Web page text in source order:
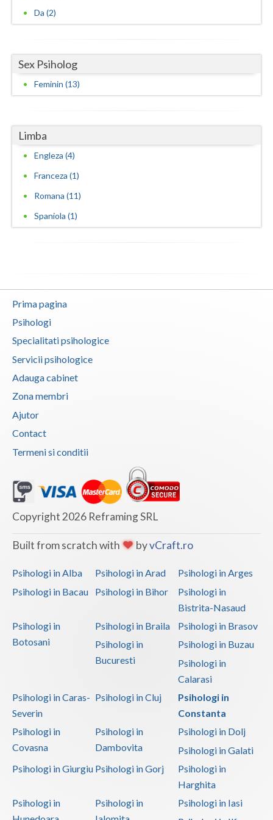
(9)
Interventie psihoterapeutica in trichotilomanie (3)
Interventie psihoterapeutica in tulburarea ADHD...
Interventie psihoterapeutica in tulburarea Aspe... (1)
Interventie psihoterapeutica in tulburarea algica (3)
Interventie psihoterapeutica in tulburarea de c... (1)
Interventie psihoterapeutica in tulburarea de s... (6)
Interventie psihoterapeutica in tulburarea dism... (6)
Interventie psihoterapeutica in tulburarea expr... (1)
Interventie psihoterapeutica in tulburarea fono... (2)
Logopedie - Interventie psihoterapeutica in bal... (1)
Logoterapie (3)
Logoterapie in tulburarile de comunicare (3)
Practica pentru studentii facultatilor de psiho... (1)
Programare neurolingvistica (2)
Psihonutritie (1)
Psihooncologie (1)
Psihosexologie (3)
Psihoterapia abuzului contra persoanelor varstnice
(1)
Psihoterapia familiei si a altor persoane din a... (2)
Psihoterapia normalului si patologicului in imb... (2)
Psihoterapie - Interventie psihoterapeutica in ... (7)
Psihoterapie - Interventie psihoterapeutica in ... (9)
Psihoterapie - Interventie psihoterapeutica in ... (8)
Psihoterapie - Interventie psihoterapeutica in ... (6)
Psihoterapie - Interventie psihoterapeutica in ... (9)
Da (2)
Sex Psiholog
Feminin (13)
Limba
Engleza (4)
Franceza (1)
Romana (11)
Spaniola (1)
Prima pagina
Psihologi
Specialitati psihologice
Servicii psihologice
Adauga cabinet
Zona membri
Ajutor
Contact
Termeni si conditii
Copyright 2026 Reframing SRL
Built from scratch with byvCraft.ro
Psihologi in Alba Psihologi in Arad
Psihologi in Arges
Psihologi in Bacau
Psihologi in Bihor
Psihologi in
Bistrita-Nasaud
Psihologi in
Botosani
Psihologi in Braila
Psihologi in Brasov
Psihologi in
Bucuresti
Psihologi in Buzau
Psihologi in
Calarasi
Psihologi in Caras-
Severin
Psihologi in Cluj
Psihologi in
Constanta
Psihologi in
Covasna
Psihologi in
Dambovita
Psihologi in Dolj
Psihologi in Galati
Psihologi in Giurgiu Psihologi in Gorj
Psihologi in
Harghita
Psihologi in
Psihologi in
Psihologi in Iasi